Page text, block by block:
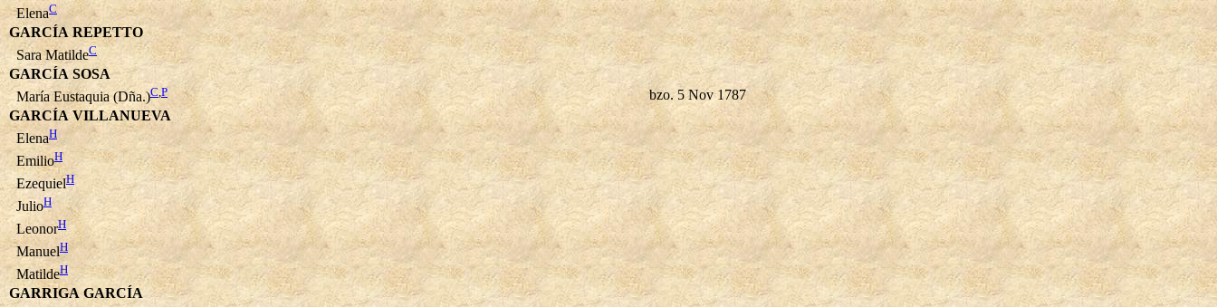
ElenaC
GARCÍA REPETTO
Sara MatildeC
GARCÍA SOSA
María Eustaquia (Dña.)C P
bzo. 5 Nov 1787
GARCÍA VILLANUEVA
ElenaH
EmilioH
EzequielH
JulioH
LeonorH
ManuelH
MatildeH
GARRIGA GARCÍA